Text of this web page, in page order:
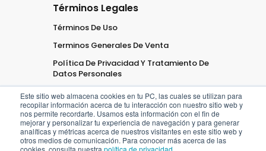
Este sitio web almacena cookies en tu PC, las cuales se utilizan para
recopilar información acerca de tu interacción con nuestro sitio web y
nos permite recordarte. Usamos esta información con el fin de
mejorar y personalizar tu experiencia de navegación y para generar
analíticas y métricas acerca de nuestros visitantes en este sitio web y
otros medios de comunicación. Para conocer más acerca de las
cookies, consulta nuestra política de privacidad
Términos Legales
Términos De Uso
Terminos Generales De Venta
Política De Privacidad Y Tratamiento De
Datos Personales
2026OficaribeTodos los